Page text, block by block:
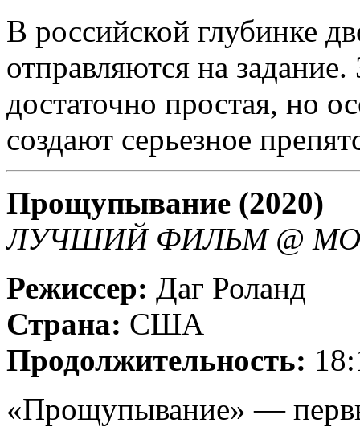
В российской глубинке
отправляются на
достаточно простая, но
создают серьезное
Прощупывание (2020)
ЛУЧШИЙ ФИЛЬМ @
Режиссер: Даг Роланд
Страна: США
Продолжительность:
«Прощупывание» —